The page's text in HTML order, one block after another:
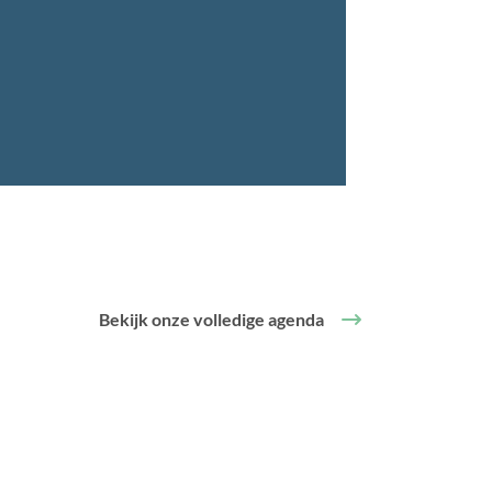
Bekijk onze volledige agenda